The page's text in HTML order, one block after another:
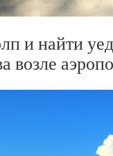
и найти
возле